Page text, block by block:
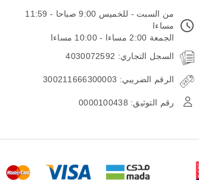
من السبت - للخميس 9:00 صباحا - 11:59
مساءا
الجمعة 2:00 مساءا - 10:00 مساءا
السجل التجاري: 4030072592
الرقم الضريبي: 300211666300003
رقم التوثيق: 0000100438